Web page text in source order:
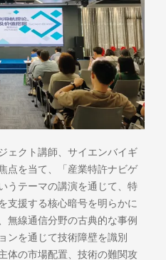
ェクト講師、サイエンバイギ
点を当て、「産業特許ナビゲ
うテーマの講演を通じて、特
支援する核心暗号を明らかに
無線通信分野の古典的な事例
ンを通じて技術障壁を識別
体の市場配置、技術の難関攻